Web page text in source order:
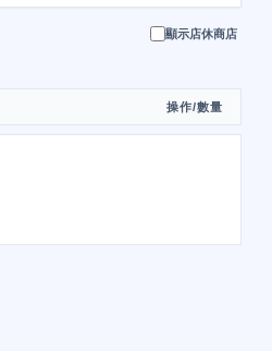
顯示店休商店
操作/數量